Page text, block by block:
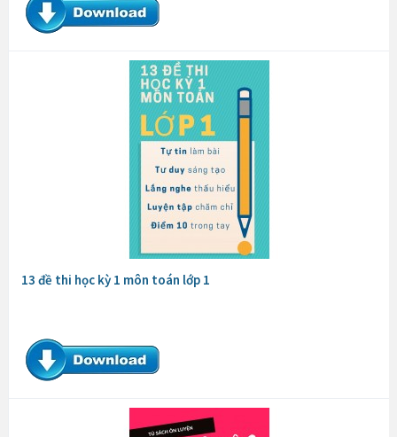
13 đề thi học kỳ 1 môn toán lớp 1